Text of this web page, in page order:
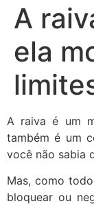
A
ela
A raiva é um
também é um
você não sabia
Mas, como
bloquear ou